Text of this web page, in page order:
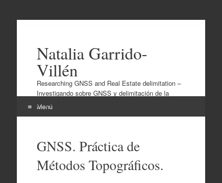
Natalia Garrido-
Villén
Researching GNSS and Real Estate delimitation –
Investigando sobre GNSS y delimitación de la
propiedad
Menú
contenidoGNSS. Práctica de
Métodos Topográficos.